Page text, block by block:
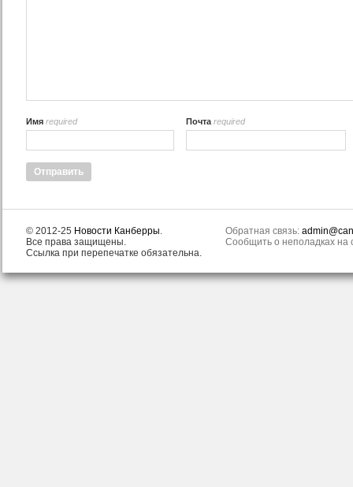
Имя required Почта required
© 2012-25 Новости Канберры.
Все права защищены.
Ссылка при перепечатке обязательна.
Обратная связь:
Сообщить о неполадках на